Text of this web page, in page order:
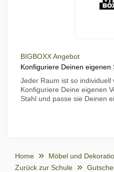
BIGBOXX Angebot
Konfiguriere Deinen eigenen
Jeder Raum ist so individuell
Konfiguriere Deine eigenen
Stahl und passe sie Deinen
Home Möbel und
Zurück zur Schule